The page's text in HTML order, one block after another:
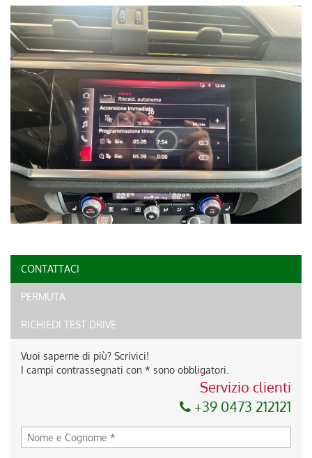
CONTATTACI
PERMUTA
RICHIEDI TEST DRIVE
Vuoi saperne di più? Scrivici!
I campi contrassegnati con * sono obbligatori.
Servizio clienti
+39 0473 212121